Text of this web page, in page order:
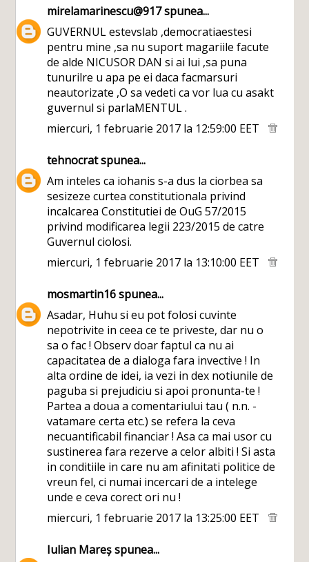
mirelamarinescu@917spunea...
GUVERNUL estevslab ,democratiaestesi
pentru mine ,sa nu suport magariile facute
de alde NICUSOR DAN si ai lui ,sa puna
tunurilre u apa pe ei daca facmarsuri
neautorizate ,O sa vedeti ca vor lua cu asakt
guvernul si parlaMENTUL .
miercuri, 1 februarie 2017 la 12:59:00 EET
tehnocratspunea...
Am inteles ca iohanis s-a dus la ciorbea sa
sesizeze curtea constitutionala privind
incalcarea Constitutiei de OuG 57/2015
privind modificarea legii 223/2015 de catre
Guvernul ciolosi.
miercuri, 1 februarie 2017 la 13:10:00 EET
mosmartin16spunea...
Asadar, Huhu si eu pot folosi cuvinte
nepotrivite in ceea ce te priveste, dar nu o
sa o fac ! Observ doar faptul ca nu ai
capacitatea de a dialoga fara invective ! In
alta ordine de idei, ia vezi in dex notiunile de
paguba si prejudiciu si apoi pronunta-te !
Partea a doua a comentariului tau ( n.n. -
vatamare certa etc.) se refera la ceva
necuantificabil financiar ! Asa ca mai usor cu
sustinerea fara rezerve a celor albiti ! Si asta
in conditiile in care nu am afinitati politice de
vreun fel, ci numai incercari de a intelege
unde e ceva corect ori nu !
miercuri, 1 februarie 2017 la 13:25:00 EET
Iulian Mareșspunea...